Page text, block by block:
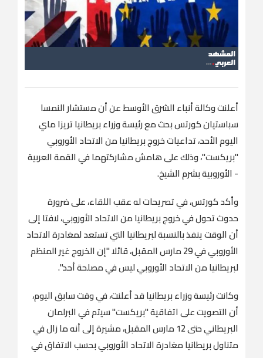
أعلنت وكالة أنباء الشرق الأوسط عن أن مستشار النمسا
سباستيان كورتس بحث مع رئيسة وزراء بريطانيا تريزا ماي
اليوم الأحد، تداعيات خروج بريطانيا من الاتحاد الأوروبي
"بريكست"، وذلك على هامش مشاركتهما في القمة العربية
- الأوروبية بشرم الشيخ.
وأكد كورتس، في تصريحات له عقب اللقاء، على ضرورة
حدوث تحول في خروج بريطانيا من الاتحاد الأوروبي، لافتا إلى
أن الوقت ينفذ بالنسبة لبريطانيا التي تستعد لمغادرة الاتحاد
الأوروبي في 29 مارس المقبل، قائلا "إن الخروج غير المنظم
لبريطانيا من الاتحاد الأوروبي ليس في مصلحة أحد".
وكانت رئيسة وزراء بريطانيا قد أعلنت، في وقت سابق اليوم،
أن التصويت على اتفاقية "بريكست" سيتم في البرلمان
البريطاني حتى 12 مارس المقبل، مشيرة إلى أنه ما زال في
متناول بريطانيا مغادرة الاتحاد الأوروبي بحسب الاتفاق في